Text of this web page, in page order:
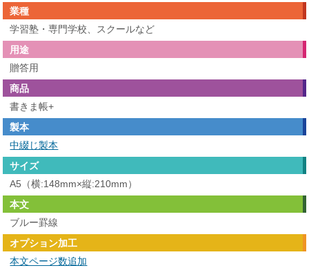
業種
学習塾・専門学校、スクールなど
用途
贈答用
商品
書きま帳+
製本
中綴じ製本
サイズ
A5（横:148mm×縦:210mm）
本文
ブルー罫線
オプション加工
本文ページ数追加